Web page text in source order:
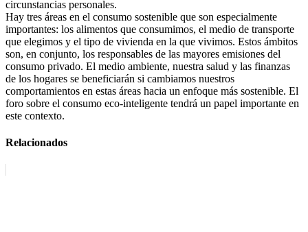
circunstancias personales.
Hay tres áreas en el consumo sostenible que son especialmente
importantes: los alimentos que consumimos, el medio de transporte
que elegimos y el tipo de vivienda en la que vivimos. Estos ámbitos
son, en conjunto, los responsables de las mayores emisiones del
consumo privado. El medio ambiente, nuestra salud y las finanzas
de los hogares se beneficiarán si cambiamos nuestros
comportamientos en estas áreas hacia un enfoque más sostenible. El
foro sobre el consumo eco-inteligente tendrá un papel importante en
este contexto.
Relacionados